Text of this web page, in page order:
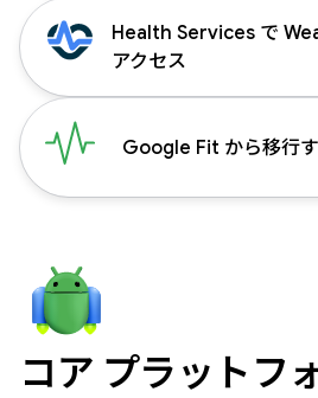
Health Services で
アクセス
Google Fit から移行
コア プラットフ